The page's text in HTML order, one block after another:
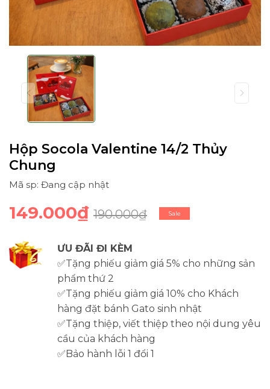
Hộp Socola Valentine 14/2 Thủy
Chung
Mã sp: Đang cập nhật
149.000₫ 190.000₫ Sale
ƯU ĐÃI ĐI KÈM
✅Tặng phiếu giảm giá 5% cho những sản
phẩm thứ 2
✅Tặng phiếu giảm giá 10% cho Khách
hàng đặt bánh Gato sinh nhật
✅Tặng thiệp, viết thiệp theo nội dung yêu
cầu của khách hàng
✅Bảo hành lỗi 1 đổi 1